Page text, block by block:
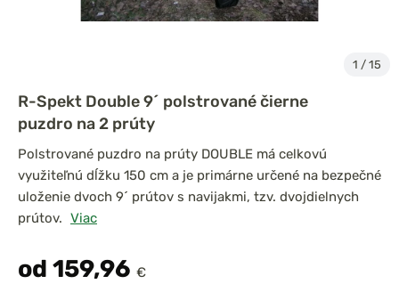
1 / 15
R-Spekt Double 9´ polstrované čierne
puzdro na 2 prúty
Polstrované puzdro na prúty DOUBLE má celkovú
využiteľnú dĺžku 150 cm a je primárne určené na bezpečné
uloženie dvoch 9´ prútov s navijakmi, tzv. dvojdielnych
prútov. Viac
od 159,96 €